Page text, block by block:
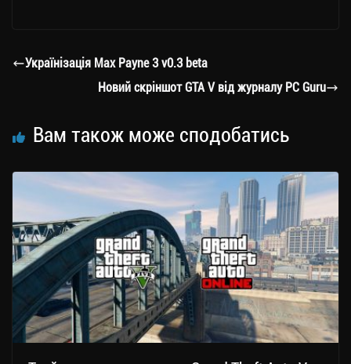
a
er ok Li
nk
ли
ти
Українізація Max Payne 3 v0.3 beta
Новий скріншот GTA V від журналу PC Guru
Вам також може сподобатись